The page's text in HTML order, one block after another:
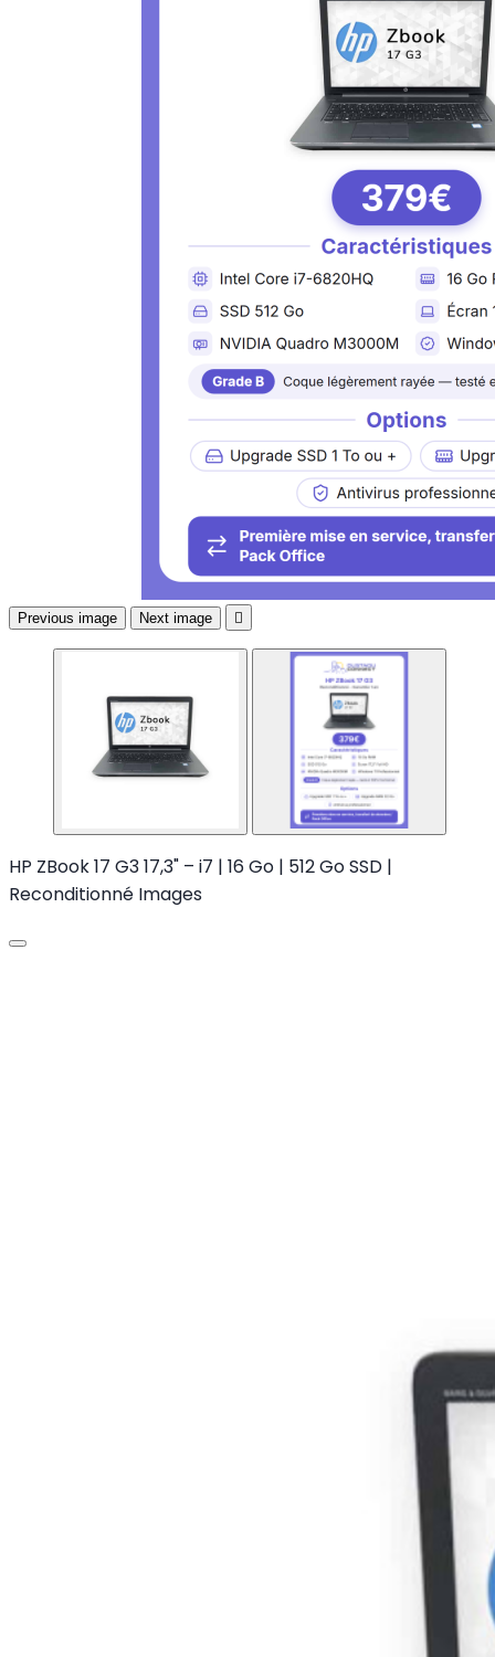
Previous image Next image 
HP ZBook 17 G3 17,3" – i7 | 16 Go | 512 Go SSD |
Reconditionné Images